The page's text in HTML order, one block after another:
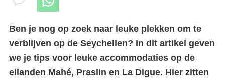
Ben je nog op zoek naar leuke plekken om te
verblijven op de Seychellen? In dit artikel geven
we je tips voor leuke accommodaties op de
eilanden Mahé, Praslin en La Digue. Hier zitten